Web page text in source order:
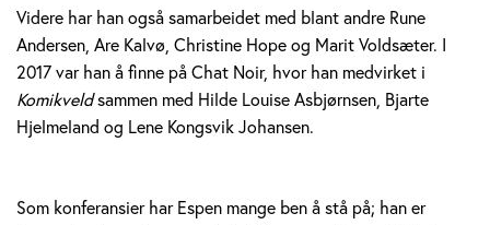
Videre har han også samarbeidet med blant andre Rune
Andersen, Are Kalvø, Christine Hope og Marit Voldsæter. I
2017 var han å finne på Chat Noir, hvor han medvirket i
Komikveldsammen med Hilde Louise Asbjørnsen, Bjarte
Hjelmeland og Lene Kongsvik Johansen.
Som konferansier har Espen mange ben å stå på; han er